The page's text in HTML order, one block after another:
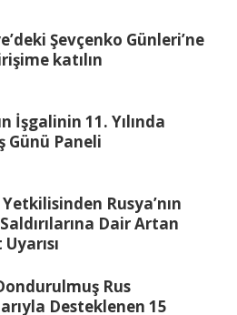
Şevçenko Günleri’ne
katılın
İşgalinin 11. Yılında
Günü Paneli
Rusya’nın
Dair Artan
Rus
Desteklenen 15